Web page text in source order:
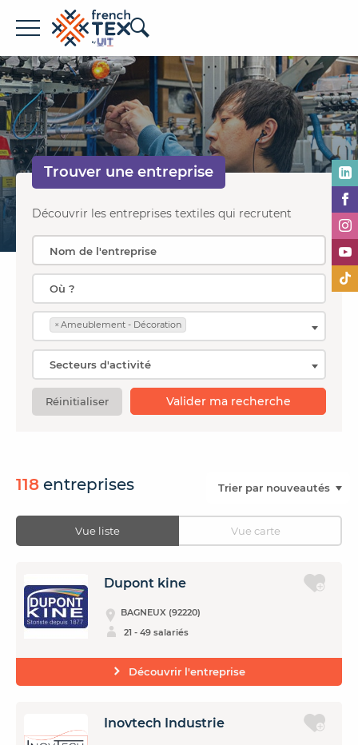
Offres d'emploi
Entreprises
Métiers
Formations
À propos de French TEX
Espace recruteur
CONTACTER FRENCH TEX ACTUALITÉSFOIRE AUX QUESTIONS
Trouver une entreprise
Découvrir les entreprises textiles qui recrutent
× Ameublement - Décoration
Valider ma recherche
Réinitialiser
118 entreprises
Vue liste Vue carte
Dupont kine
BAGNEUX (92220)
21 - 49 salariés
Découvrir l'entreprise
Inovtech Industrie